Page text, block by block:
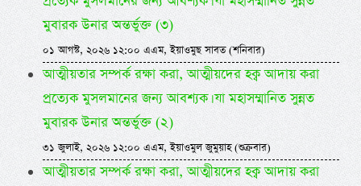
মুবারক উনার অন্তর্ভুক্ত (৩)
০১ আগস্ট, ২০২৬ ১২:০০ এএম, ইয়াওমুছ সাবত (শনিবার)
আত্মীয়তার সম্পর্ক রক্ষা করা, আত্মীয়দের হক্ব আদায় করা
প্রত্যেক মুসলমানের জন্য আবশ্যক। যা মহাসম্মানিত সুন্নত
মুবারক উনার অন্তর্ভুক্ত (২)
৩১ জুলাই, ২০২৬ ১২:০০ এএম, ইয়াওমুল জুমুয়াহ (শুক্রবার)
আত্মীয়তার সম্পর্ক রক্ষা করা, আত্মীয়দের হক্ব আদায় করা